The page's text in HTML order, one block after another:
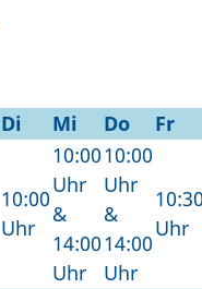
Di Mi Do Fr
10:00
Uhr
10:00
Uhr
&
14:00
Uhr
10:00
Uhr
&
14:00
Uhr
Uhr